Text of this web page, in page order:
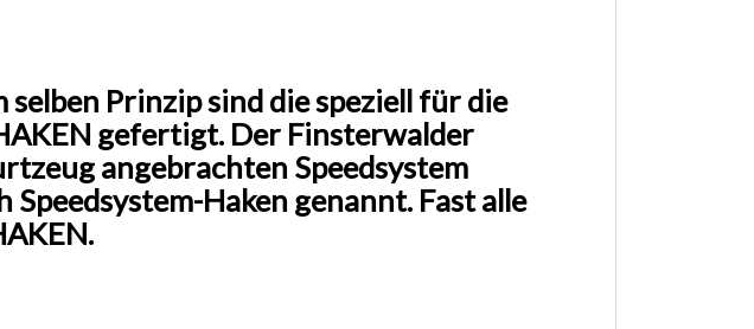
selben Prinzip sind die speziell für die
gefertigt. Der Finsterwalder
angebrachten Speedsystem
Haken genannt. Fast alle